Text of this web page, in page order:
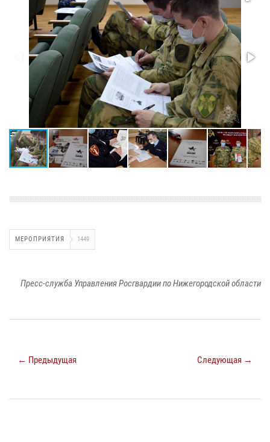
МЕРОПРИЯТИЯ 1449
Пресс-служба Управления Росгвардии по Нижегородской области
← Предыдущая Следующая →